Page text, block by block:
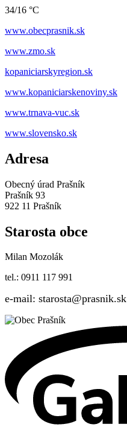
34/16 °C
www.obecprasnik.sk
www.zmo.sk
kopaniciarskyregion.sk
www.kopaniciarskenoviny.sk
www.trnava-vuc.sk
www.slovensko.sk
Adresa
Obecný úrad Prašník
Prašník 93
922 11 Prašník
Starosta obce
Milan Mozolák
tel.: 0911 117 991
e-mail: starosta@prasnik.sk